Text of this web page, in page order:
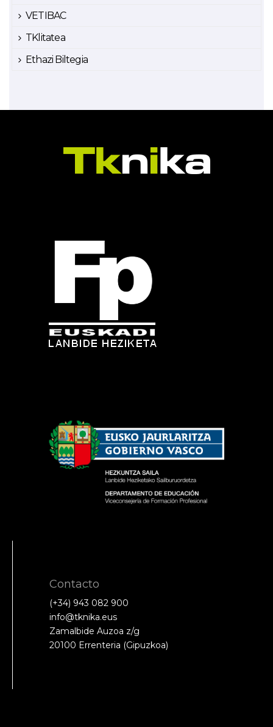
VETIBAC
TKlitatea
Ethazi Biltegia
Contacto
(+34) 943 082 900
info@tknika.eus
Zamalbide Auzoa z/g
20100 Errenteria (Gipuzkoa)